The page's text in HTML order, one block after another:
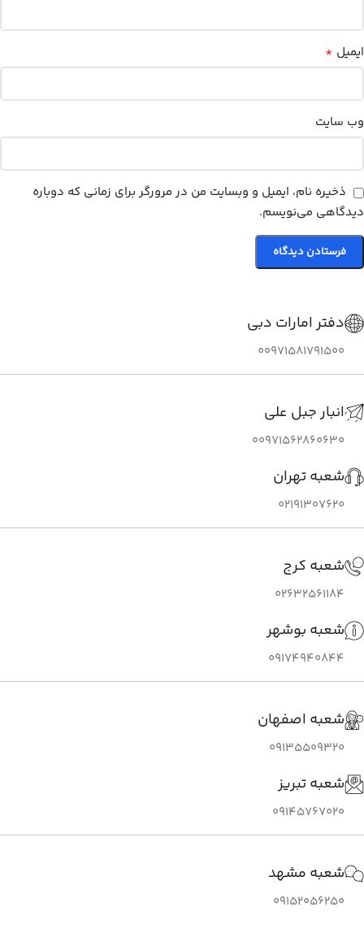
ایمیل *
وب‌ سایت
ذخیره نام، ایمیل و وبسایت من در مرورگر برای زمانی که دوباره
دیدگاهی می‌نویسم.
دفتر امارات دبی
00971581791500
انبار جبل علی
00971562860630
شعبه تهران
02191307620
شعبه کرج
02632561184
شعبه بوشهر
09174940844
شعبه اصفهان
09135509320
شعبه تبریز
09145767020
شعبه مشهد
09152056250